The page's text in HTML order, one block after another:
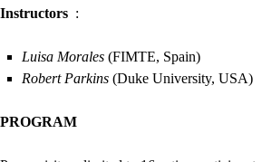
Instructors :
Luisa Morales (FIMTE, Spain)
Robert Parkins (Duke University, USA)
PROGRAM